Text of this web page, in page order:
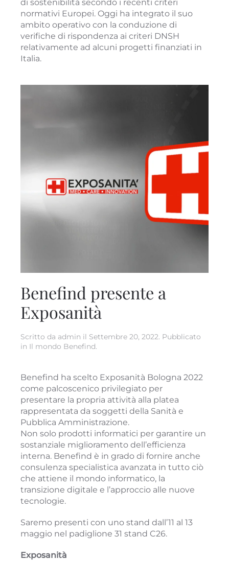
di sostenibilità secondo i recenti criteri
normativi Europei. Oggi ha integrato il suo
ambito operativo con la conduzione di
verifiche di rispondenza ai criteri DNSH
relativamente ad alcuni progetti finanziati in
Italia.
Benefind presente a
Exposanità
Scritto da admin il Settembre 20, 2022. Pubblicato
in Il mondo Benefind.
Benefind ha scelto Exposanità Bologna 2022
come palcoscenico privilegiato per
presentare la propria attività alla platea
rappresentata da soggetti della Sanità e
Pubblica Amministrazione.
Non solo prodotti informatici per garantire un
sostanziale miglioramento dell’efficienza
interna. Benefind è in grado di fornire anche
consulenza specialistica avanzata in tutto ciò
che attiene il mondo informatico, la
transizione digitale e l’approccio alle nuove
tecnologie.
Saremo presenti con uno stand dall’11 al 13
maggio nel padiglione 31 stand C26.
Exposanità